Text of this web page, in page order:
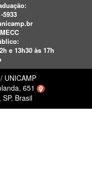
5933
e 13h30 às 17h
UNICAMP
651
Brasil